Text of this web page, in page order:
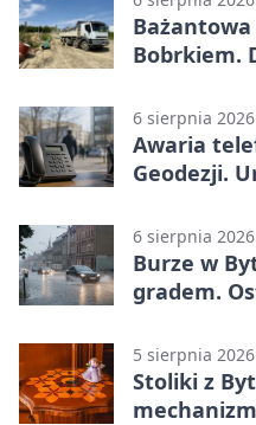
Bażantowa
Bobrkiem.
6 sierpnia 2026
Awaria
Geodezji.
6 sierpnia 2026
Burze w
gradem.
5 sierpnia 2026
Stoliki z